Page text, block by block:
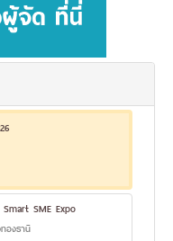
SME Expo
องธานี